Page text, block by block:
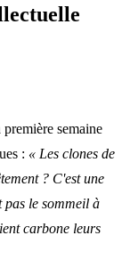
semaine
: « Les clones de
? C'est une
pas le sommeil à
carbone leurs